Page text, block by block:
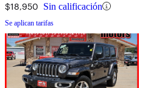
$18,950 Sin calificación
Se aplican tarifas